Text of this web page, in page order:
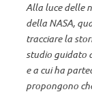
Alla luce delle
della NASA,
tracciare la
studio guidato
e a cui ha
propongono